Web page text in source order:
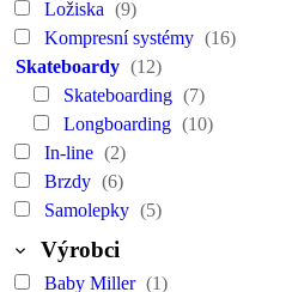
Ložiska (9)
Kompresní systémy (16)
Skateboardy (12)
Skateboarding (7)
Longboarding (10)
In-line (2)
Brzdy (6)
Samolepky (5)
Výrobci
Baby Miller (1)